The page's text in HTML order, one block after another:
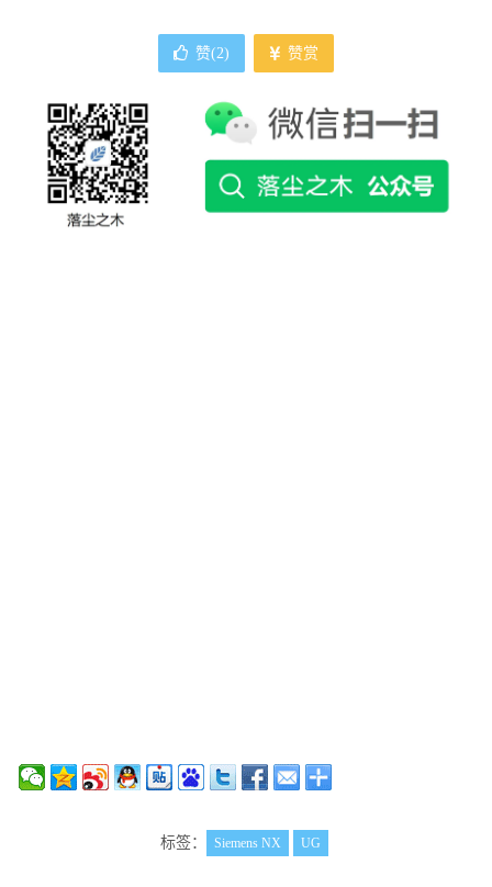
赞(2) 赞赏
标签： Siemens NX UG